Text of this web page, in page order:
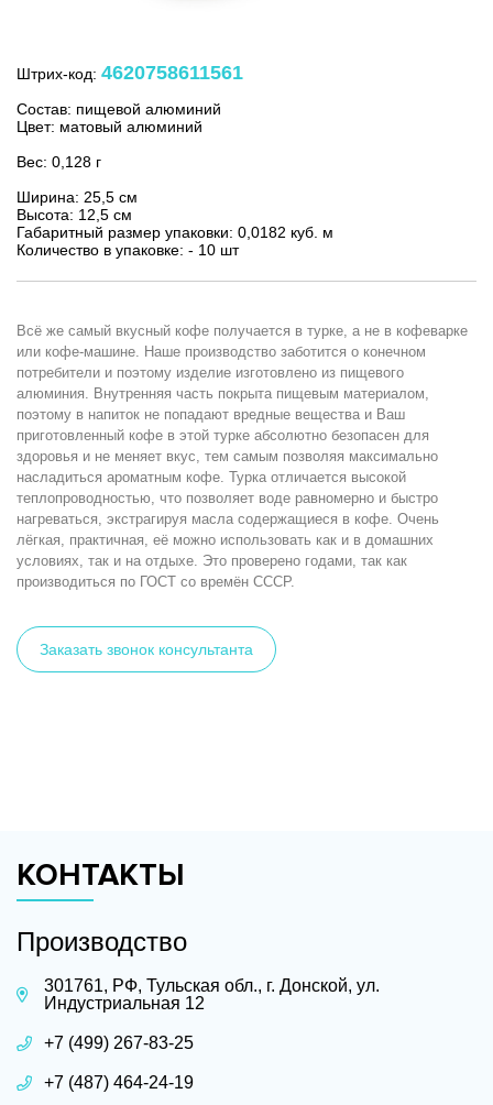
Штрих-код: 4620758611561
Состав: пищевой алюминий
Цвет: матовый алюминий
Вес: 0,128 г
Ширина: 25,5 см
Высота: 12,5 см
Габаритный размер упаковки: 0,0182 куб. м
Количество в упаковке: - 10 шт
Всё же самый вкусный кофе получается в турке, а не в кофеварке
или кофе-машине. Наше производство заботится о конечном
потребители и поэтому изделие изготовлено из пищевого
алюминия. Внутренняя часть покрыта пищевым материалом,
поэтому в напиток не попадают вредные вещества и Ваш
приготовленный кофе в этой турке абсолютно безопасен для
здоровья и не меняет вкус, тем самым позволяя максимально
насладиться ароматным кофе. Турка отличается высокой
теплопроводностью, что позволяет воде равномерно и быстро
нагреваться, экстрагируя масла содержащиеся в кофе. Очень
лёгкая, практичная, её можно использовать как и в домашних
условиях, так и на отдыхе. Это проверено годами, так как
производиться по ГОСТ со времён СССР.
Заказать звонок консультанта
КОНТАКТЫ
Производство
301761, РФ, Тульская обл., г. Донской, ул.
Индустриальная 12
+7 (499) 267-83-25
+7 (487) 464-24-19